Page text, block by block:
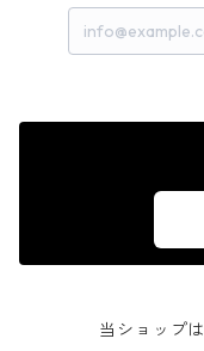
当ショップ